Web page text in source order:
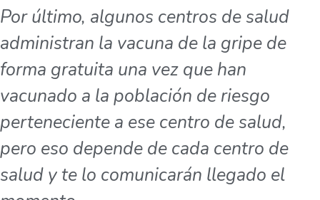
Por último, algunos centros de salud
administran la vacuna de la gripe de
forma gratuita una vez que han
vacunado a la población de riesgo
perteneciente a ese centro de salud,
pero eso depende de cada centro de
salud y te lo comunicarán llegado el